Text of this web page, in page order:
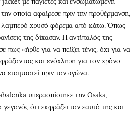
με παγιέτες και ενσωματωμένη
οποία αφαίρεσε πριν την προθέρμανση,
λαμπερό χρυσό φόρεμα από κάτω. Όπως
της δίχασαν. Η αντίπαλός της
πως «ήρθε για να παίξει τένις, όχι για να
και ενόχληση για τον χρόνο
ετοιμαστεί πριν τον αγώνα.
υπερασπίστηκε την Osaka,
ότι εκφράζει τον εαυτό της και